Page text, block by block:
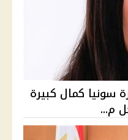
سونيا كمال كبيرة
م...